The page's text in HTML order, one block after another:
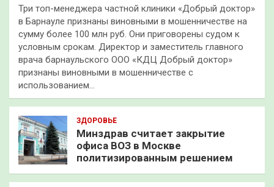
Три топ-менеджера частной клиники «Добрый доктор»
в Барнауле признаны виновными в мошенничестве на
сумму более 100 млн руб. Они приговорены судом к
условным срокам. Директор и заместитель главного
врача барнаульского ООО «КДЦ Добрый доктор»
признаны виновными в мошенничестве с
использованием…
ЗДОРОВЬЕ
Минздрав считает закрытие
офиса ВОЗ в Москве
политизированным решением